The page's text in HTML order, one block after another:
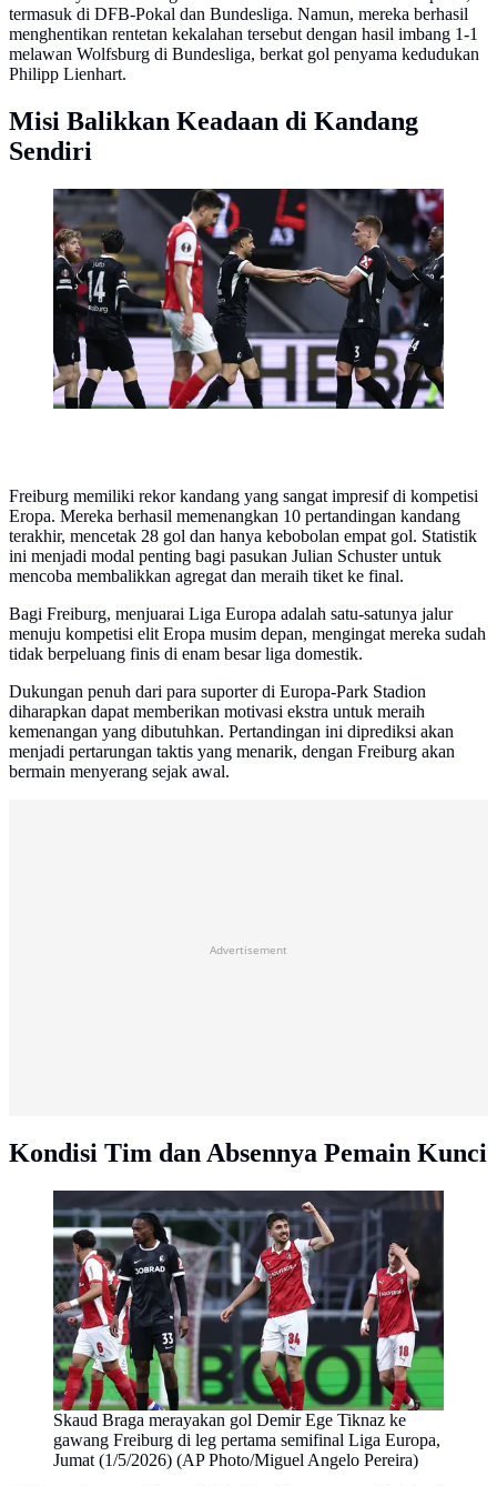
termasuk di DFB-Pokal dan Bundesliga. Namun, mereka berhasil
menghentikan rentetan kekalahan tersebut dengan hasil imbang 1-1
melawan Wolfsburg di Bundesliga, berkat gol penyama kedudukan
Philipp Lienhart.
Misi Balikkan Keadaan di Kandang
Sendiri
Skuad Braga merayakan gol Vincenzo Grigo ke
gawang Braga di leg pertama semifinal Liga Europa,
Jumat (1/5/2026) (AP Photo/Miguel Angelo Pereira)
Freiburg memiliki rekor kandang yang sangat impresif di kompetisi
Eropa. Mereka berhasil memenangkan 10 pertandingan kandang
terakhir, mencetak 28 gol dan hanya kebobolan empat gol. Statistik
ini menjadi modal penting bagi pasukan Julian Schuster untuk
mencoba membalikkan agregat dan meraih tiket ke final.
Bagi Freiburg, menjuarai Liga Europa adalah satu-satunya jalur
menuju kompetisi elit Eropa musim depan, mengingat mereka sudah
tidak berpeluang finis di enam besar liga domestik.
Dukungan penuh dari para suporter di Europa-Park Stadion
diharapkan dapat memberikan motivasi ekstra untuk meraih
kemenangan yang dibutuhkan. Pertandingan ini diprediksi akan
menjadi pertarungan taktis yang menarik, dengan Freiburg akan
bermain menyerang sejak awal.
Advertisement
Kondisi Tim dan Absennya Pemain Kunci
Skaud Braga merayakan gol Demir Ege Tiknaz ke
gawang Freiburg di leg pertama semifinal Liga Europa,
Jumat (1/5/2026) (AP Photo/Miguel Angelo Pereira)